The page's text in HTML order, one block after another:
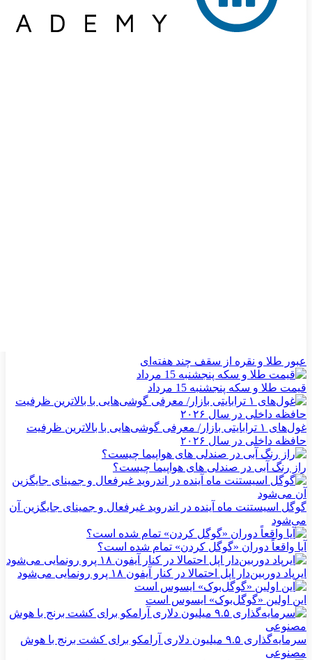
عبور طلا و نقره از سقف چند هفته‌ای
قیمت طلا و سکه پنجشنبه 15 مرداد
غول‌های ۱ ترابایتی بازار/ معرفی گوشی‌هایی با بالاترین ظرفیت
حافظه داخلی در سال ۲۰۲۶
راز رنگ آبی در صندلی های هواپیما چیست؟
گوگل اسیستنت ماه آینده در اندروید غیرفعال و جمینای جایگزین آن
می‌شود
آیا واقعاً دوران «گوگل کردن» تمام شده است؟
ایرپاد دوربین‌دار اپل احتمالا در کنار آیفون ۱۸ پرو رونمایی می‌شود
این اولین «گوگل‌بوک» ایسوس است
سرمایه‌گذاری ۹.۵ میلیون دلاری آرامکو برای کشت برنج با هوش
مصنوعی